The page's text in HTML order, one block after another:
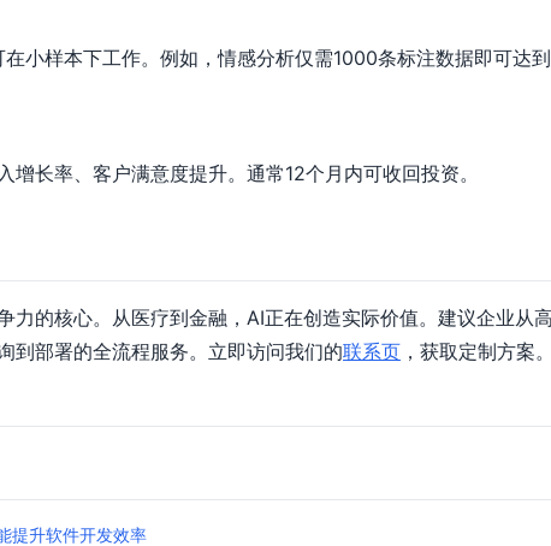
小样本下工作。例如，情感分析仅需1000条标注数据即可达到
长率、客户满意度提升。通常12个月内可收回投资。
力的核心。从医疗到金融，AI正在创造实际价值。建议企业从
到部署的全流程服务。立即访问我们的联系页 ，获取定制方案。
提升软件开发效率